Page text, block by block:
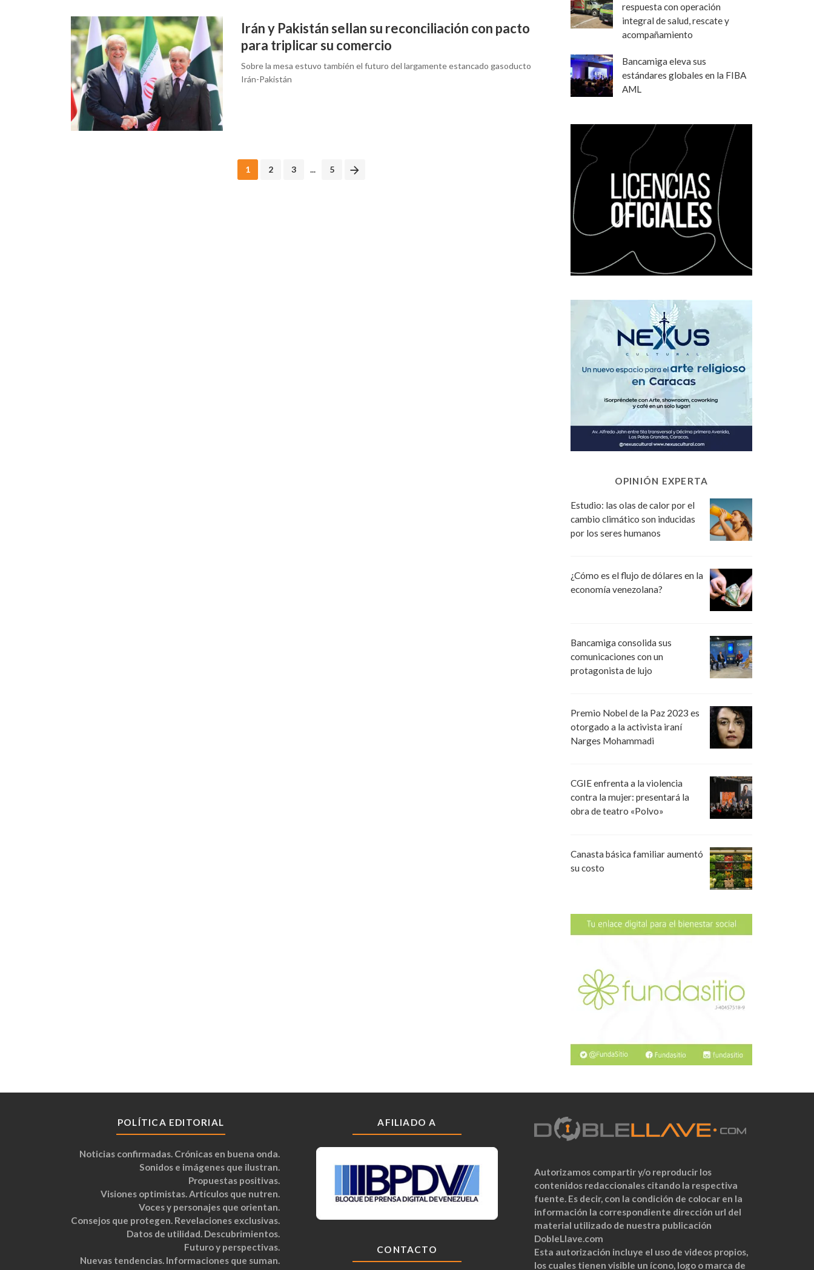
Irán y Pakistán sellan su reconciliación con pacto
para triplicar su comercio
Sobre la mesa estuvo también el futuro del largamente estancado gasoducto
Irán-Pakistán
1 2 3 ... 5
respuesta con operación
integral de salud, rescate y
acompañamiento
Bancamiga eleva sus
estándares globales en la FIBA
AML
OPINIÓN EXPERTA
Estudio: las olas de calor por el
cambio climático son inducidas
por los seres humanos
¿Cómo es el flujo de dólares en la
economía venezolana?
Bancamiga consolida sus
comunicaciones con un
protagonista de lujo
Premio Nobel de la Paz 2023 es
otorgado a la activista iraní
Narges Mohammadi
CGIE enfrenta a la violencia
contra la mujer: presentará la
obra de teatro «Polvo»
Canasta básica familiar aumentó
su costo
POLÍTICA EDITORIAL
Noticias confirmadas. Crónicas en buena onda.
Sonidos e imágenes que ilustran.
Propuestas positivas.
Visiones optimistas. Artículos que nutren.
Voces y personajes que orientan.
Consejos que protegen. Revelaciones exclusivas.
Datos de utilidad. Descubrimientos.
Futuro y perspectivas.
Nuevas tendencias. Informaciones que suman.
AFILIADO A
CONTACTO
Autorizamos compartir y/o reproducir los
contenidos redaccionales citando la respectiva
fuente. Es decir, con la condición de colocar en la
información la correspondiente dirección url del
material utilizado de nuestra publicación
DobleLlave.com
Esta autorización incluye el uso de videos propios,
los cuales tienen visible un ícono, logo o marca de